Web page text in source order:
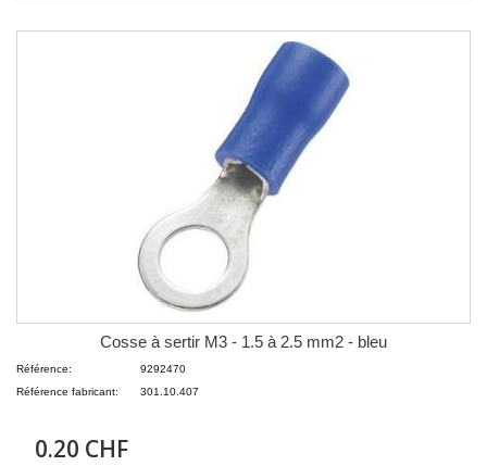
Cosse à sertir M3 - 1.5 à 2.5 mm2 - bleu
Référence:
9292470
Référence fabricant:
301.10.407
0.20 CHF